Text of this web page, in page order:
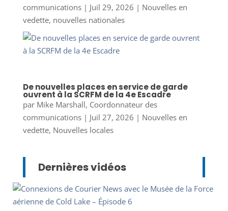
communications| Juil 29, 2026 | Nouvelles en
vedette, nouvelles nationales
De nouvelles places en service de garde
ouvrent à la SCRFM de la 4e Escadre
par Mike Marshall, Coordonnateur des
communications| Juil 27, 2026 | Nouvelles en
vedette, Nouvelles locales
Dernières vidéos